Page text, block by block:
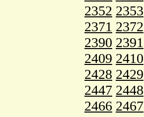
2352 2353
2371 2372
2390 2391
2409 2410
2428 2429
2447 2448
2466 2467